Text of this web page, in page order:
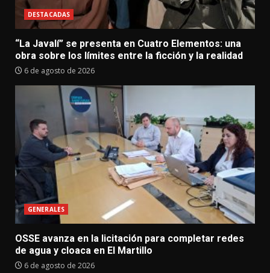
DESTACADAS
“La Javalí” se presenta en Cuatro Elementos: una
obra sobre los límites entre la ficción y la realidad
6 de agosto de 2026
GENERALES
OSSE avanza en la licitación para completar redes
de agua y cloaca en El Martillo
6 de agosto de 2026